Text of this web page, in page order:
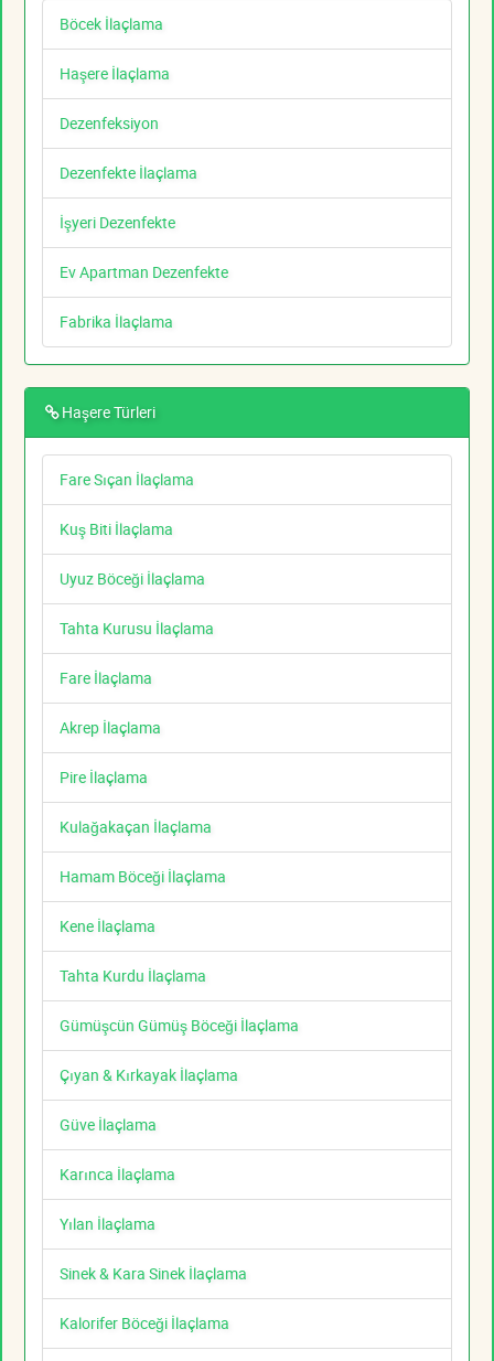
Böcek İlaçlama
Haşere İlaçlama
Dezenfeksiyon
Dezenfekte İlaçlama
İşyeri Dezenfekte
Ev Apartman Dezenfekte
Fabrika İlaçlama
Haşere Türleri
Fare Sıçan İlaçlama
Kuş Biti İlaçlama
Uyuz Böceği İlaçlama
Tahta Kurusu İlaçlama
Fare İlaçlama
Akrep İlaçlama
Pire İlaçlama
Kulağakaçan İlaçlama
Hamam Böceği İlaçlama
Kene İlaçlama
Tahta Kurdu İlaçlama
Gümüşcün Gümüş Böceği İlaçlama
Çıyan & Kırkayak İlaçlama
Güve İlaçlama
Karınca İlaçlama
Yılan İlaçlama
Sinek & Kara Sinek İlaçlama
Kalorifer Böceği İlaçlama